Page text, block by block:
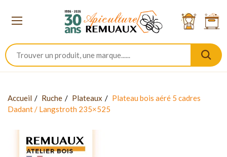
Accueil Ruche Plateaux
Plateau bois aéré 5 cadres
Dadant / Langstroth 235×525